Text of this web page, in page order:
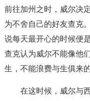
前往加州之时，威尔决
为不舍自己的好友查克
说每天最开心的时候便
查克认为威尔不能像他
生，不能浪费与生俱来
在这时候，威尔与